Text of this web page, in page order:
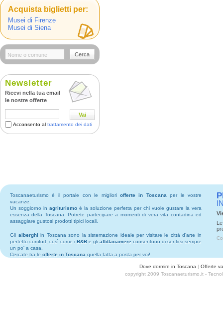
Acquista biglietti per:
Musei di Firenze
Musei di Siena
Cerca
Newsletter
Ricevi nella tua email
le nostre offerte
Vai
Acconsento al trattamento dei dati
Toscanaeturismo è il portale con le migliori offerte in Toscana per le vostre
vacanze.
Un soggiorno in agriturismo è la soluzione perfetta per chi vuole gustare la vera
essenza della Toscana. Potrete partecipare a momenti di vera vita contadina ed
assaggiare gustosi prodotti tipici locali.
Gli alberghi in Toscana sono la sistemazione ideale per visitare le città d'arte in
perfetto comfort, così come i B&B e gli affittacamere consentono di sentirsi sempre
un po' a casa.
Cercate tra le offerte in Toscana quella fatta a posta per voi!
Dove dormire in Toscana | Offerte
copyright 2009 Toscanaeturismo.it -